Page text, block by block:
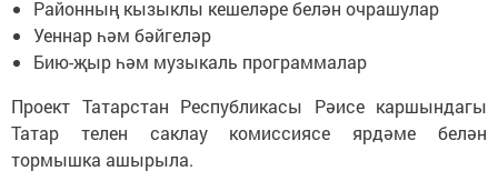
Районның кызыклы кешеләре белән очрашулар
Уеннар һәм бәйгеләр
Бию-җыр һәм музыкаль программалар
Проект Татарстан Республикасы Рәисе каршындагы
Татар телен саклау комиссиясе ярдәме белән
тормышка ашырыла.